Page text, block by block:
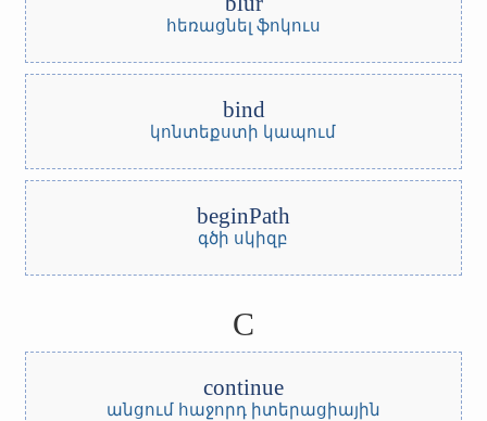
հեռացնել ֆոկուս
bind
կոնտեքստի կապում
beginPath
գծի սկիզբ
C
continue
անցում հաջորդ իտերացիային